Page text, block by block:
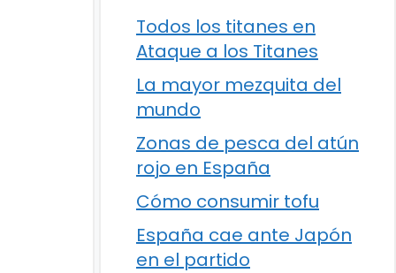
Todos los titanes en
Ataque a los Titanes
La mayor mezquita del
mundo
Zonas de pesca del atún
rojo en España
Cómo consumir tofu
España cae ante Japón
en el partido